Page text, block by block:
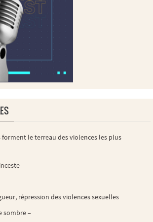
forment le terreau des violences les plus
répression des violences sexuelles
sombre –